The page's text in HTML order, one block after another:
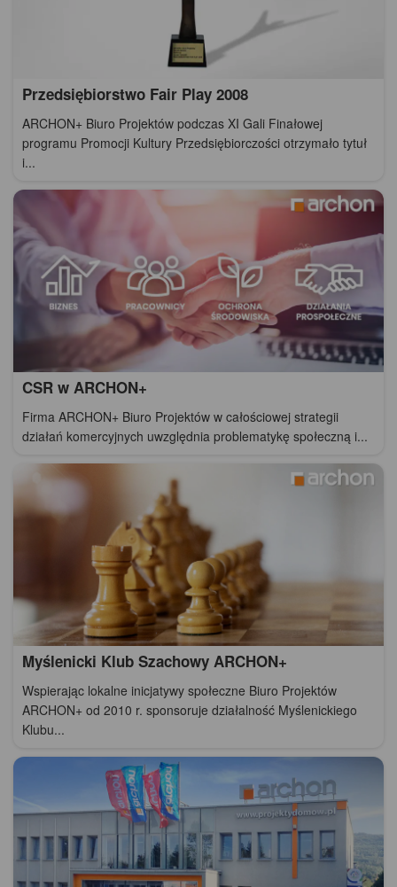
Przedsiębiorstwo Fair Play 2008
ARCHON+ Biuro Projektów podczas XI Gali Finałowej
programu Promocji Kultury Przedsiębiorczości otrzymało tytuł
i...
CSR w ARCHON+
Firma ARCHON+ Biuro Projektów w całościowej strategii
działań komercyjnych uwzględnia problematykę społeczną i...
Myślenicki Klub Szachowy ARCHON+
Wspierając lokalne inicjatywy społeczne Biuro Projektów
ARCHON+ od 2010 r. sponsoruje działalność Myślenickiego
Klubu...